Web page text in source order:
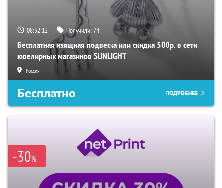
08:52:11 Получили:74
Бесплатная изящная подвеска или скидка 500р. в сети
ювелирных магазинов SUNLIGHT
Россия
Бесплатно ПОДРОБНЕЕ
-30%